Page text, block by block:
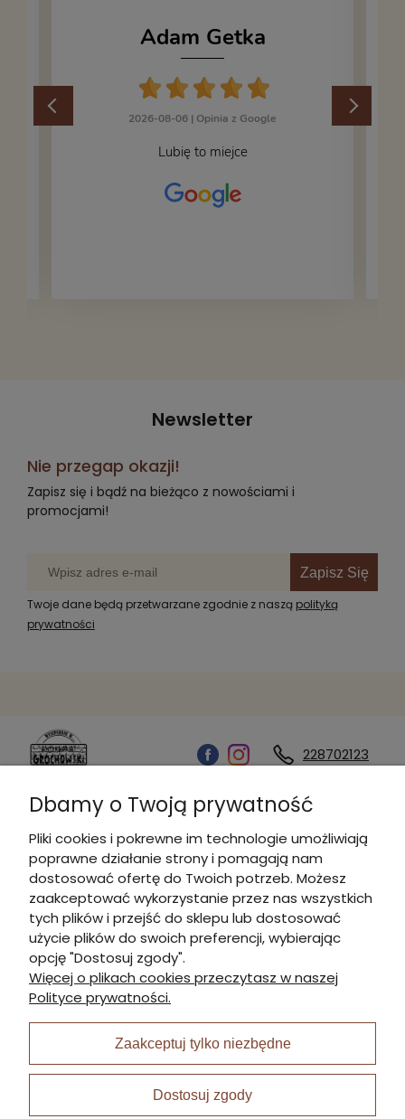
Adam Getka
2026-08-06 | Opinia z Google
Lubię to miejce
Newsletter
Nie przegap okazji!
Zapisz się i bądź na bieżąco z nowościami i
promocjami!
Zapisz Się
Twoje dane będą przetwarzane zgodnie z naszą polityką
prywatności
228702123
Kontakt
Informacje
Płatności i dostawa
Moje konto
I Nagroda w plabiscycie:
Dbamy o Twoją prywatność
Pliki cookies i pokrewne im technologie umożliwiają
poprawne działanie strony i pomagają nam
dostosować ofertę do Twoich potrzeb. Możesz
zaakceptować wykorzystanie przez nas wszystkich
tych plików i przejść do sklepu lub dostosować
użycie plików do swoich preferencji, wybierając
opcję "Dostosuj zgody".
Więcej o plikach cookies przeczytasz w naszej
Polityce prywatności.
Zaakceptuj tylko niezbędne
Dostosuj zgody